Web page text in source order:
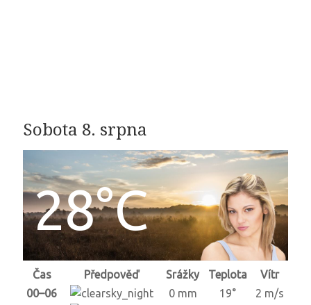
Sobota 8. srpna
28°C
Čas Předpověď Srážky Teplota
Vítr
00–06
0 mm 19°
2 m/s